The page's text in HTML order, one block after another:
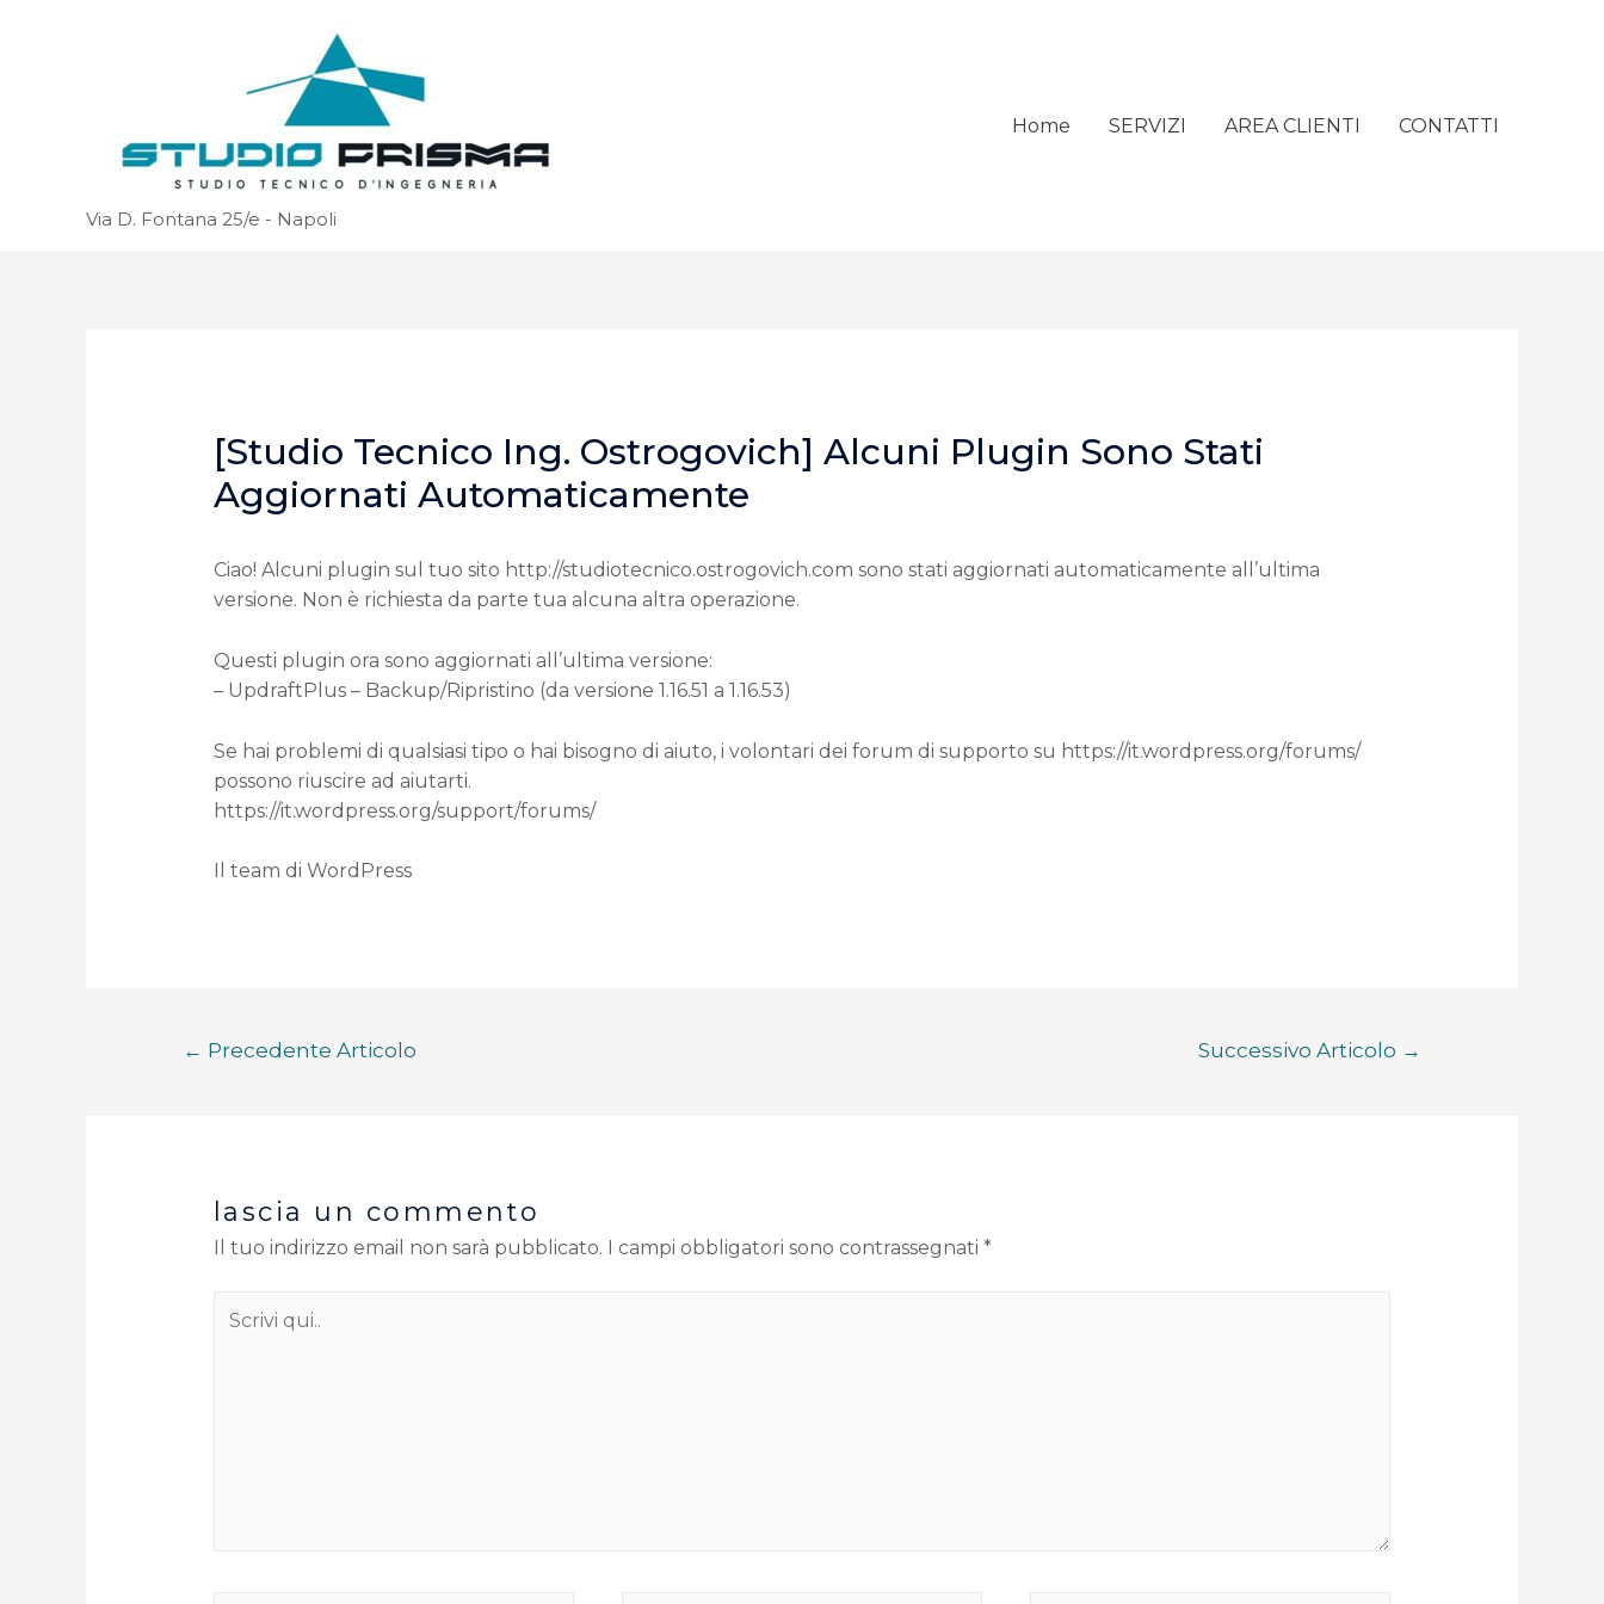
Via D. Fontana 25/e - Napoli
Home SERVIZI AREA CLIENTI CONTATTI
[Studio Tecnico Ing. Ostrogovich] Alcuni Plugin Sono Stati
Aggiornati Automaticamente
Ciao! Alcuni plugin sul tuo sito http://studiotecnico.ostrogovich.com sono stati aggiornati automaticamente all’ultima
versione. Non è richiesta da parte tua alcuna altra operazione.
Questi plugin ora sono aggiornati all’ultima versione:
– UpdraftPlus – Backup/Ripristino (da versione 1.16.51 a 1.16.53)
Se hai problemi di qualsiasi tipo o hai bisogno di aiuto, i volontari dei forum di supporto su https://it.wordpress.org/forums/
possono riuscire ad aiutarti.
https://it.wordpress.org/support/forums/
Il team di WordPress
← Precedente Articolo Successivo Articolo →
lascia un commento
Il tuo indirizzo email non sarà pubblicato. I campi obbligatori sono contrassegnati *